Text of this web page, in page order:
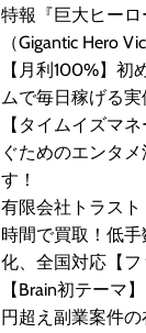
特報『巨大ヒー
（Gigantic Hero
【月利100%】初
ムで毎日稼げる実
【タイムイズマ
ぐためのエンタ
す！
有限会社トラス
時間で買取！低
化、全国対応【フ
【Brain初テーマ
円超え副業案件